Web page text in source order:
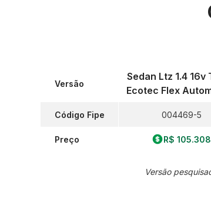
Versão
Código Fipe
Preço
Sedan Ltz 1.4 16v
Ecotec Flex
004469-5
R$ 105.308
Versão